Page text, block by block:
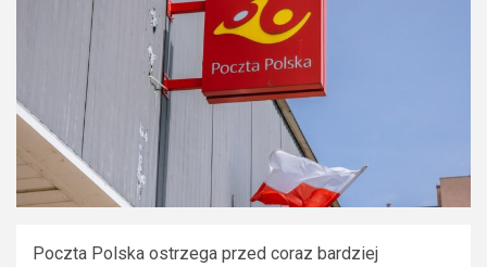
Poczta Polska ostrzega przed coraz bardziej